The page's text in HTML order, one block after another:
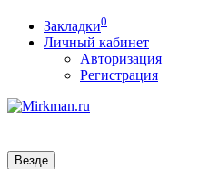
Закладки0
Личный кабинет
Авторизация
Регистрация
Везде